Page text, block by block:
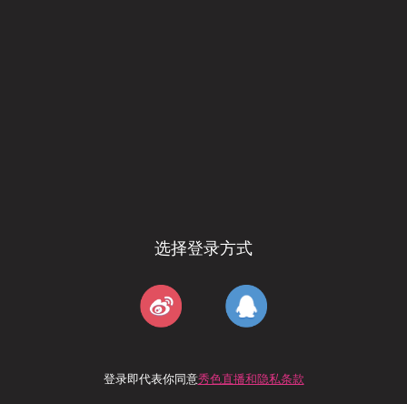
选择登录方式
登录即代表你同意秀色直播和隐私条款